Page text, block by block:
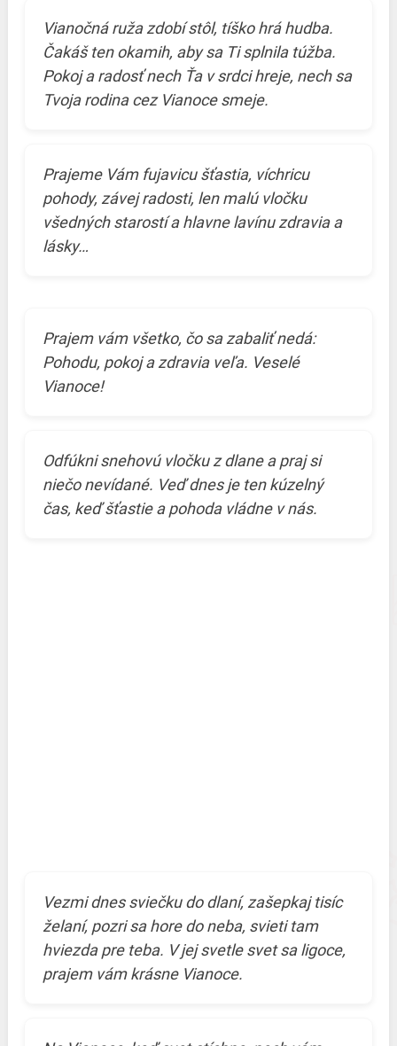
Vianočná ruža zdobí stôl, tíško hrá hudba.
Čakáš ten okamih, aby sa Ti splnila túžba.
Pokoj a radosť nech Ťa v srdci hreje, nech sa
Tvoja rodina cez Vianoce smeje.
Prajeme Vám fujavicu šťastia, víchricu
pohody, závej radosti, len malú vločku
všedných starostí a hlavne lavínu zdravia a
lásky…
Prajem vám všetko, čo sa zabaliť nedá:
Pohodu, pokoj a zdravia veľa. Veselé
Vianoce!
Odfúkni snehovú vločku z dlane a praj si
niečo nevídané. Veď dnes je ten kúzelný
čas, keď šťastie a pohoda vládne v nás.
Vezmi dnes sviečku do dlaní, zašepkaj tisíc
želaní, pozri sa hore do neba, svieti tam
hviezda pre teba. V jej svetle svet sa ligoce,
prajem vám krásne Vianoce.